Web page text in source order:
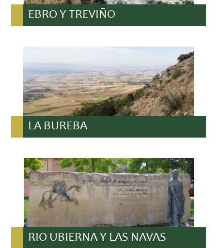
EBRO Y TREVIÑO
LA BUREBA
RIO UBIERNA Y LAS NAVAS